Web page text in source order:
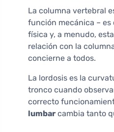
La columna vertebral
función mecánica – es
física y, a menudo,
relación con la
concierne a todos.
La lordosis es la
tronco cuando
correcto
lumbar cambia tanto